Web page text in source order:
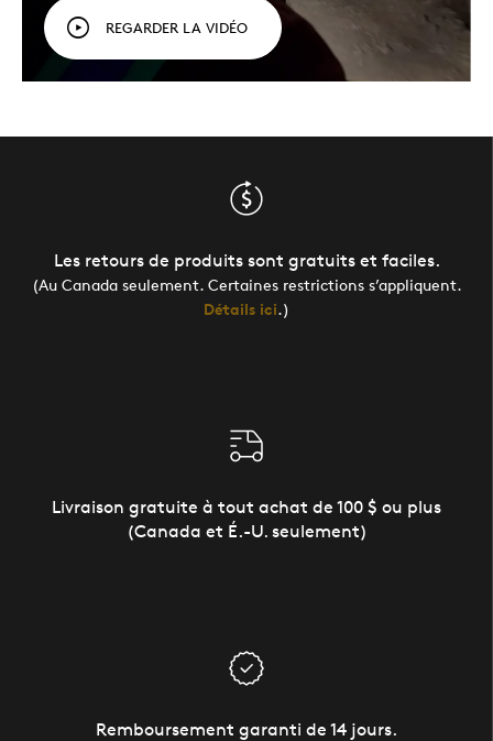
REGARDER LA VIDÉO
Les retours de produits sont gratuits et faciles.
(Au Canada seulement. Certaines restrictions s’appliquent.
Détails ici.)
Livraison gratuite à tout achat de 100 $ ou plus
(Canada et É.-U. seulement)
Remboursement garanti de 14 jours.